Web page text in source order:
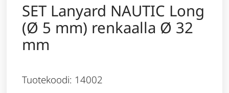
SET Lanyard NAUTIC Long
(Ø 5 mm) renkaalla Ø 32
mm
Tuotekoodi: 14002